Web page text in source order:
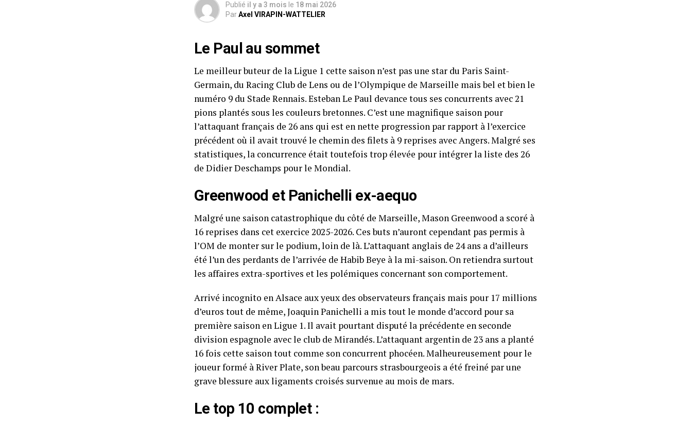
Publié il y a 3 mois le 18 mai 2026
ParAxel VIRAPIN-WATTELIER
Le Paul au sommet
Le meilleur buteur de la Ligue 1 cette saison n’est pas une star du Paris Saint-
Germain, du Racing Club de Lens ou de l’Olympique de Marseille mais bel et bien le
numéro 9 du Stade Rennais. Esteban Le Paul devance tous ses concurrents avec 21
pions plantés sous les couleurs bretonnes. C’est une magnifique saison pour
l’attaquant français de 26 ans qui est en nette progression par rapport à l’exercice
précédent où il avait trouvé le chemin des filets à 9 reprises avec Angers. Malgré ses
statistiques, la concurrence était toutefois trop élevée pour intégrer la liste des 26
de Didier Deschamps pour le Mondial.
Greenwood et Panichelli ex-aequo
Malgré une saison catastrophique du côté de Marseille, Mason Greenwood a scoré à
16 reprises dans cet exercice 2025-2026. Ces buts n’auront cependant pas permis à
l’OM de monter sur le podium, loin de là. L’attaquant anglais de 24 ans a d’ailleurs
été l’un des perdants de l’arrivée de Habib Beye à la mi-saison. On retiendra surtout
les affaires extra-sportives et les polémiques concernant son comportement.
Arrivé incognito en Alsace aux yeux des observateurs français mais pour 17 millions
d’euros tout de même, Joaquin Panichelli a mis tout le monde d’accord pour sa
première saison en Ligue 1. Il avait pourtant disputé la précédente en seconde
division espagnole avec le club de Mirandés. L’attaquant argentin de 23 ans a planté
16 fois cette saison tout comme son concurrent phocéen. Malheureusement pour le
joueur formé à River Plate, son beau parcours strasbourgeois a été freiné par une
grave blessure aux ligaments croisés survenue au mois de mars.
Le top 10 complet :